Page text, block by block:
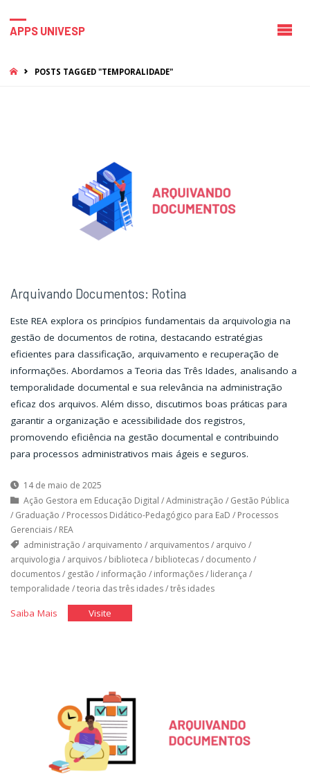
APPS UNIVESP
HOMEPOSTS TAGGED "TEMPORALIDADE"
Arquivando Documentos: Rotina
Este REA explora os princípios fundamentais da arquivologia na
gestão de documentos de rotina, destacando estratégias
eficientes para classificação, arquivamento e recuperação de
informações. Abordamos a Teoria das Três Idades, analisando a
temporalidade documental e sua relevância na administração
eficaz dos arquivos. Além disso, discutimos boas práticas para
garantir a organização e acessibilidade dos registros,
promovendo eficiência na gestão documental e contribuindo
para processos administrativos mais ágeis e seguros.
14 de maio de 2025
Ação Gestora em Educação Digital /Administração / Gestão Pública
/ Graduação / Processos Didático-Pedagógico para EaD / Processos
Gerenciais/ REA
administração / arquivamento / arquivamentos/ arquivo /
arquivologia / arquivos/ biblioteca / bibliotecas/ documento /
documentos/ gestão / informação / informações/ liderança /
temporalidade /teoria das três idades/três idades
Saiba Mais"Arquivando
Visite"Arquivando